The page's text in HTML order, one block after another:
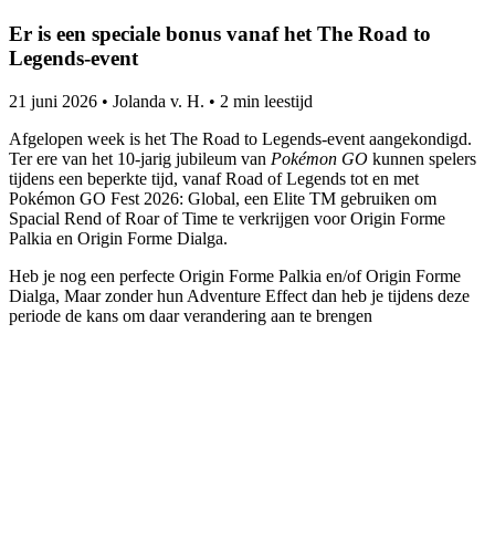
Er is een speciale bonus vanaf het The Road to
Legends-event
21 juni 2026 • Jolanda v. H. • 2 min leestijd
Afgelopen week is het The Road to Legends-event aangekondigd.
Ter ere van het 10-jarig jubileum van Pokémon GO kunnen spelers
tijdens een beperkte tijd, vanaf Road of Legends tot en met
Pokémon GO Fest 2026: Global, een Elite TM gebruiken om
Spacial Rend of Roar of Time te verkrijgen voor Origin Forme
Palkia en Origin Forme Dialga.
Heb je nog een perfecte Origin Forme Palkia en/of Origin Forme
Dialga, Maar zonder hun Adventure Effect dan heb je tijdens deze
periode de kans om daar verandering aan te brengen